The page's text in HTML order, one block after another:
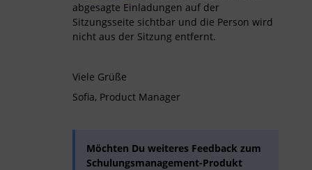
abgesagte Einladungen auf der
Sitzungsseite sichtbar und die Person wird
nicht aus der Sitzung entfernt.
Viele Grüße
Sofia, Product Manager
Möchten Du weiteres Feedback zum
Schulungsmanagement-Produkt